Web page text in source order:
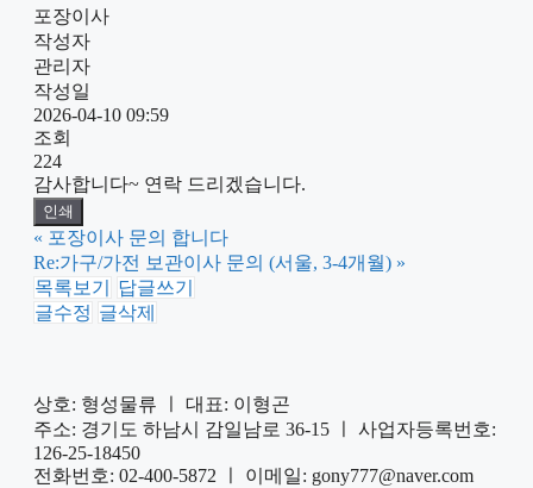
포장이사
작성자
관리자
작성일
2026-04-10 09:59
조회
224
감사합니다~ 연락 드리겠습니다.
인쇄
« 포장이사 문의 합니다
Re:가구/가전 보관이사 문의 (서울, 3-4개월) »
목록보기
답글쓰기
글수정 글삭제
상호: 형성물류 ㅣ 대표: 이형곤
주소: 경기도 하남시 감일남로 36-15 ㅣ 사업자등록번호:
126-25-18450
전화번호: 02-400-5872 ㅣ 이메일: gony777@naver.com